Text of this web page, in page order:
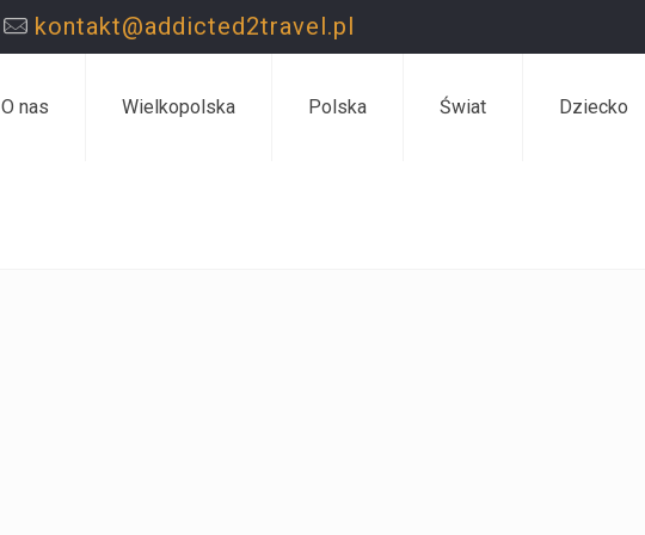
kontakt@addicted2travel.pl
O nas Wielkopolska Polska Świat Dziecko